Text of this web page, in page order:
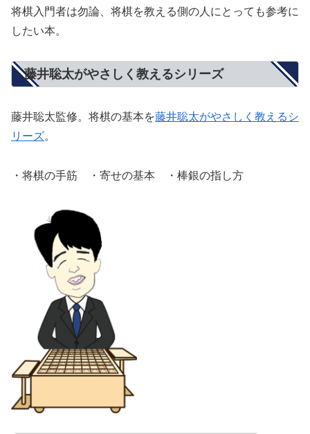
将棋入門者は勿論、将棋を教える側の人にとっても参考に
したい本。
藤井聡太がやさしく教えるシリーズ
藤井聡太監修。将棋の基本を藤井聡太がやさしく教えるシ
リーズ。
・将棋の手筋 ・寄せの基本 ・棒銀の指し方